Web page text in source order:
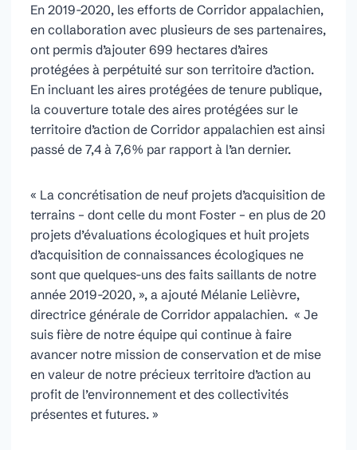
En 2019-2020, les efforts de Corridor appalachien,
en collaboration avec plusieurs de ses partenaires,
ont permis d’ajouter 699 hectares d’aires
protégées à perpétuité sur son territoire d’action.
En incluant les aires protégées de tenure publique,
la couverture totale des aires protégées sur le
territoire d’action de Corridor appalachien est ainsi
passé de 7,4 à 7,6% par rapport à l’an dernier.
« La concrétisation de neuf projets d’acquisition de
terrains – dont celle du mont Foster – en plus de 20
projets d’évaluations écologiques et huit projets
d’acquisition de connaissances écologiques ne
sont que quelques-uns des faits saillants de notre
année 2019-2020, », a ajouté Mélanie Lelièvre,
directrice générale de Corridor appalachien. « Je
suis fière de notre équipe qui continue à faire
avancer notre mission de conservation et de mise
en valeur de notre précieux territoire d’action au
profit de l’environnement et des collectivités
présentes et futures. »